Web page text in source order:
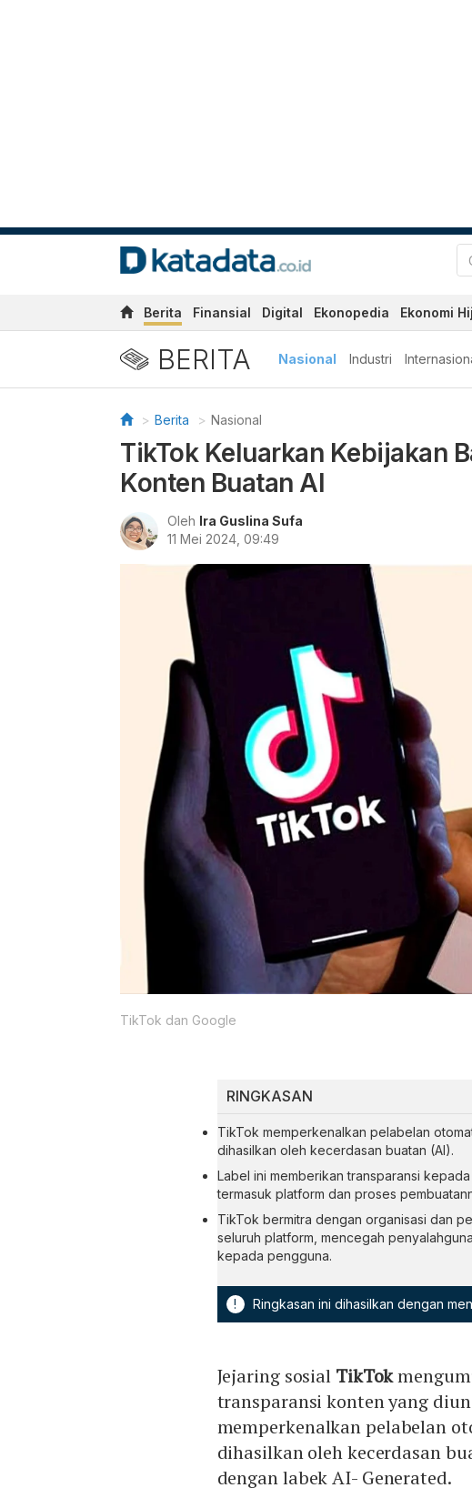
Berita Finansial Digital Ekonopedia Ekonomi
BERITA Nasional Industri
Berita Nasional
TikTok Keluarkan Kebijakan
Konten Buatan AI
Oleh Ira Guslina Sufa
11 Mei 2024, 09:49
TikTok dan Google
RINGKASAN
TikTok memperkenalkan pelabelan
dihasilkan oleh kecerdasan buatan (AI).
Label ini memberikan transparansi
termasuk platform dan proses
TikTok bermitra dengan organisasi dan
seluruh platform, mencegah
kepada pengguna.
! Ringkasan ini dihasilkan dengan
Jejaring sosial TikTok
transparansi konten yang
memperkenalkan pelabelan
dihasilkan oleh kecerdasan
dengan labek AI- Generated.